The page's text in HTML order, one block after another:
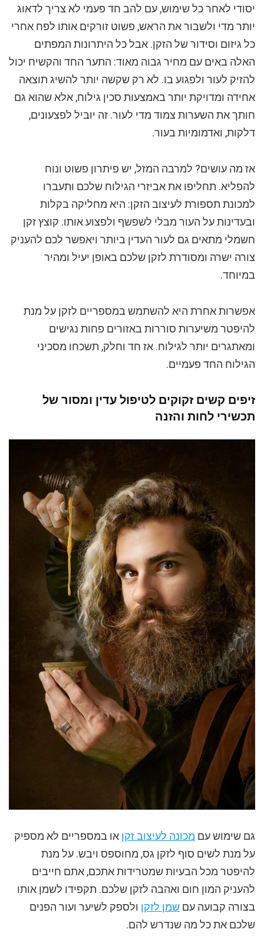
יסודי לאחר כל שימוש, עם להב חד פעמי לא צריך לדאוג
יותר מדי ולשבור את הראש, פשוט זורקים אותו לפח אחרי
כל גיזום וסידור של הזקן. אבל כל היתרונות המפתים
האלה באים עם מחיר גבוה מאוד: התער החד והקשיח יכול
להזיק לעור ולפגוע בו. לא רק שקשה יותר להשיג תוצאה
אחידה ומדויקת יותר באמצעות סכין גילוח, אלא שהוא גם
חותך את השערות צמוד מדי לעור. זה יוביל לפצעונים,
דלקות, ואדמומיות בעור.
אז מה עושים? למרבה המזל, יש פיתרון פשוט ונוח
להפליא. תחליפו את אביזרי הגילוח שלכם ותעברו
למכונת תספורת לעיצוב הזקן: היא מחליקה בקלות
ובעדינות על העור מבלי לשפשף ולפצוע אותו. קוצץ זקן
חשמלי מתאים גם לעור העדין ביותר ויאפשר לכם להעניק
צורה ישרה ומסודרת לזקן שלכם באופן יעיל ומהיר
במיוחד.
אפשרות אחרת היא להשתמש במספריים לזקן על מנת
להיפטר משיערות סוררות באזורים פחות נגישים
ומאתגרים יותר לגילוח. אז חד וחלק, תשכחו מסכיני
הגילוח החד פעמיים.
זיפים קשים זקוקים לטיפול עדין ומסור של
תכשירי לחות והזנה
גם שימוש עם מכונה לעיצוב זקן או במספריים לא מספיק
על מנת לשים סוף לזקן גס, מחוספס ויבש. על מנת
להיפטר מכל הבעיות שמטרידות אתכם, אתם חייבים
להעניק המון חום ואהבה לזקן שלכם. תקפידו לשמן אותו
בצורה קבועה עם שמן לזקן ולספק לשיער ועור הפנים
שלכם את כל מה שנדרש להם.